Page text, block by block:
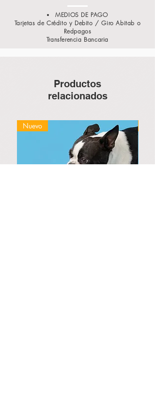
MEDIOS DE PAGO
Tarjetas de Crédito y Debito / Giro Abitab o
Redpagos
Transferencia Bancaria
Productos
relacionados
Nuevo